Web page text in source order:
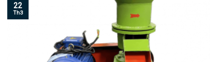
22
Th3